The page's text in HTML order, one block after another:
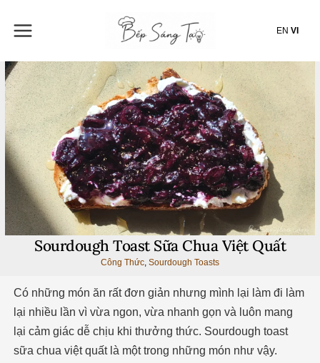
dung
EN VI
Sourdough Toast Sữa Chua Việt Quất
Công Thức, Sourdough Toasts
Có những món ăn rất đơn giản nhưng mình lại làm đi làm
lại nhiều lần vì vừa ngon, vừa nhanh gọn và luôn mang
lại cảm giác dễ chịu khi thưởng thức. Sourdough toast
sữa chua việt quất là một trong những món như vậy.